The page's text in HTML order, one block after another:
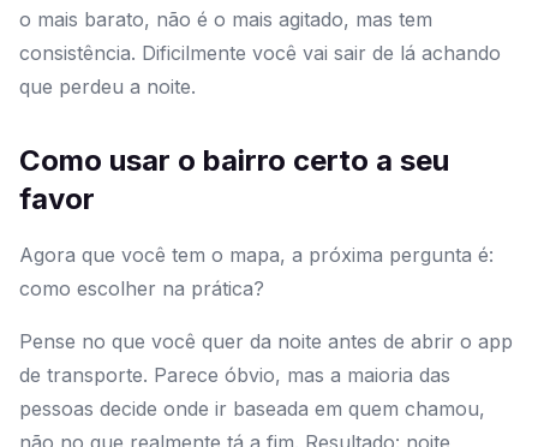
o mais barato, não é o mais agitado, mas tem
consistência. Dificilmente você vai sair de lá achando
que perdeu a noite.
Como usar o bairro certo a seu
favor
Agora que você tem o mapa, a próxima pergunta é:
como escolher na prática?
Pense no que você quer da noite antes de abrir o app
de transporte. Parece óbvio, mas a maioria das
pessoas decide onde ir baseada em quem chamou,